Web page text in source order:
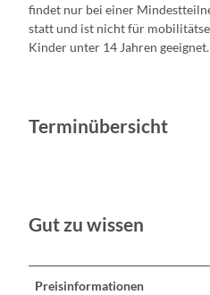
findet nur bei einer
statt und ist nicht für
Kinder unter 14 Jahren geeignet.
Terminübersicht
Gut zu wissen
Preisinformationen